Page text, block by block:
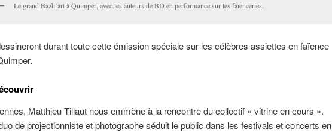
Le grand Bazh’art à Quimper, avec les auteurs de BD en performance sur les faïenceries.
durant toute cette émission spéciale sur les célèbres assiettes en faïence
Matthieu Tillaut nous emmène à la rencontre du collectif « vitrine en cours ».
de projectionniste et photographe séduit le public dans les festivals et concerts en